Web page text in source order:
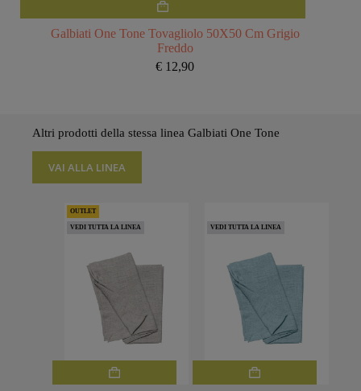
Galbiati One Tone Tovagliolo 50X50 Cm Grigio
Freddo
€ 12,90
Altri prodotti della stessa linea Galbiati One Tone
VAI ALLA LINEA
OUTLET
VEDI TUTTA LA LINEA VEDI TUTTA LA LINEA